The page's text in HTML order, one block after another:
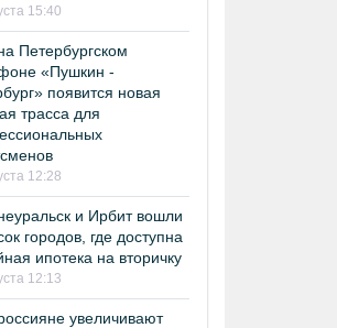
15:40
Петербургском
«Пушкин -
появится новая
трасса для
12:28
и Ирбит вошли
городов, где доступна
ипотека на вторичку
12:13
увеличивают